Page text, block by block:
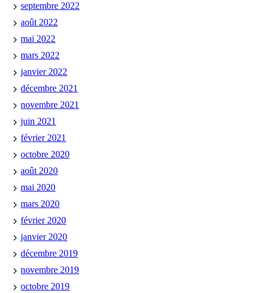
septembre 2022
août 2022
mai 2022
mars 2022
janvier 2022
décembre 2021
novembre 2021
juin 2021
février 2021
octobre 2020
août 2020
mai 2020
mars 2020
février 2020
janvier 2020
décembre 2019
novembre 2019
octobre 2019